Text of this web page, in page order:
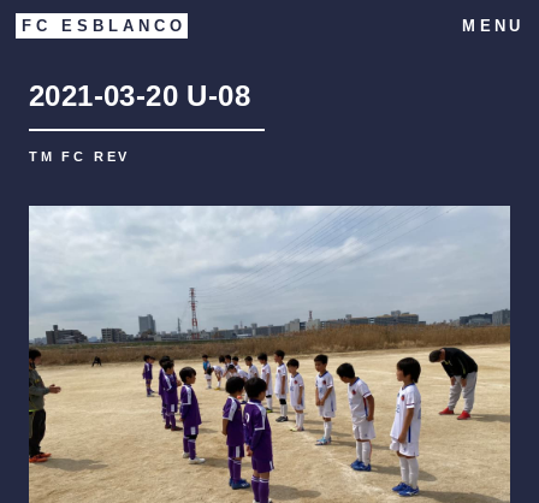
FC ESBLANCO MENU
2021-03-20 U-08
TM FC REV